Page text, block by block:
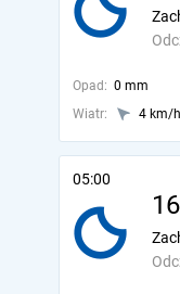
Opad: 0 mm
Wiatr:
4 km/h
05:00